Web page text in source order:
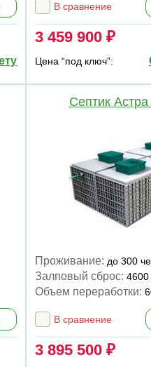
В сравнение
3 459 900 ₽
Цена “под ключ”:
Септик
Проживание: до 300
Залповый сброс: 4600
Объем переработки:
В сравнение
3 895 500 ₽